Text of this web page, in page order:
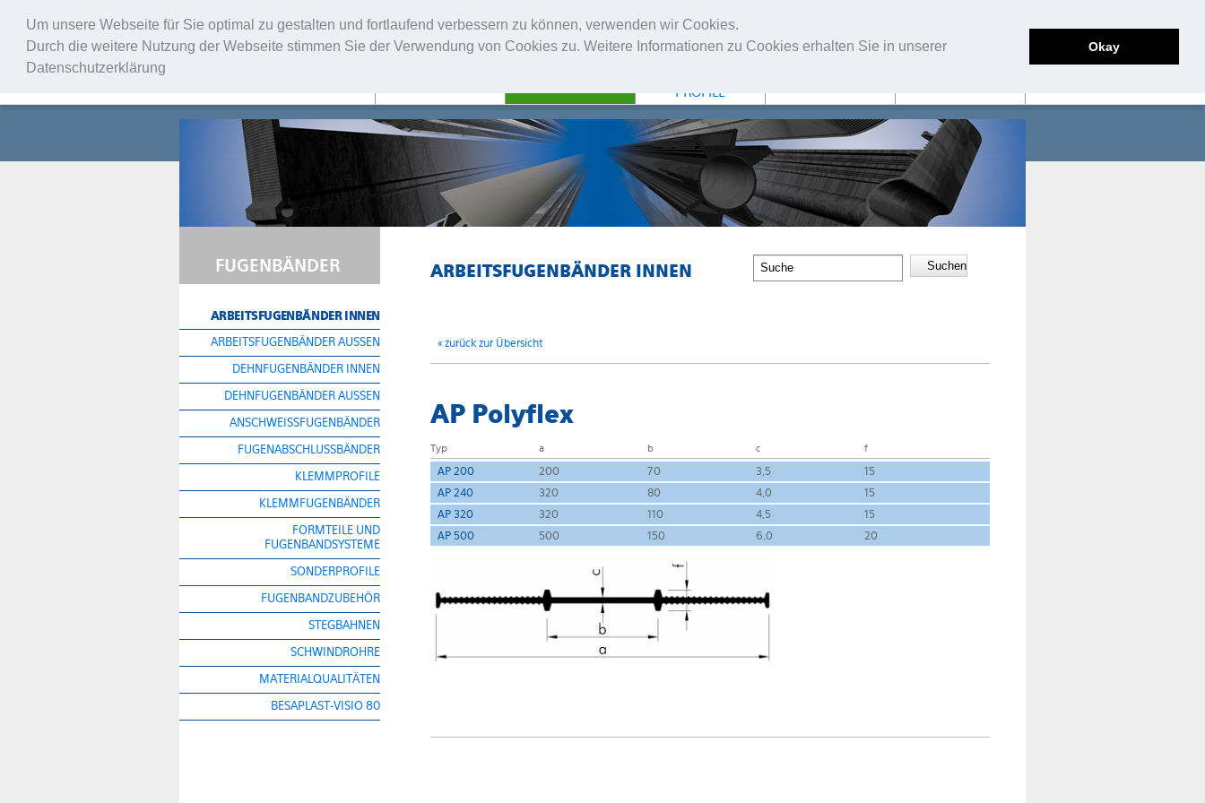
Um unsere Webseite für Sie optimal zu gestalten und fortlaufend verbessern zu können, verwenden wir Cookies.
Durch die weitere Nutzung der Webseite stimmen Sie der Verwendung von Cookies zu. Weitere Informationen zu Cookies erhalten Sie in unserer
Datenschutzerklärung
Okay
PROFILE
FUGENBÄNDER ARBEITSFUGENBÄNDER INNEN
ARBEITSFUGENBÄNDER INNEN
ARBEITSFUGENBÄNDER AUSSEN
DEHNFUGENBÄNDER INNEN
DEHNFUGENBÄNDER AUSSEN
ANSCHWEISSFUGENBÄNDER
FUGENABSCHLUSSBÄNDER
KLEMMPROFILE
KLEMMFUGENBÄNDER
FORMTEILE UND
FUGENBANDSYSTEME
SONDERPROFILE
FUGENBANDZUBEHÖR
STEGBAHNEN
SCHWINDROHRE
MATERIALQUALITÄTEN
BESAPLAST-VISIO 80
« zurück zur Übersicht
AP Polyflex
Typ a b c f
AP 200 200 70 3,5
15
AP 240
320 80 4,0
15
AP 320
320 110 4,5
15
AP 500
500 150 6,0 20